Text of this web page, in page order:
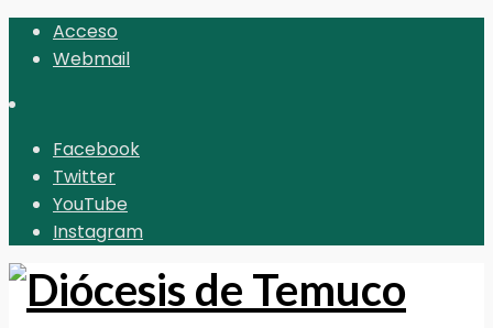
Acceso
Webmail
Facebook
Twitter
YouTube
Instagram